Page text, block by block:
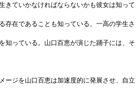
きていかなければならないかも彼女は知って
存在であることも知っている。一高の学生さ
知っている。山口百恵が演じた踊子には、そ
ージを山口百恵は加速度的に発展させ、自立